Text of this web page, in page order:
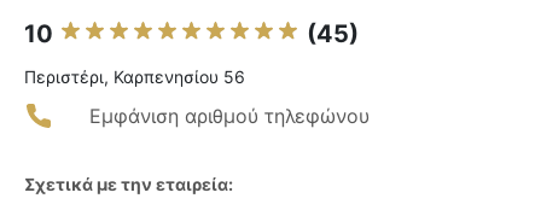
10 (45)
Περιστέρι, Καρπενησίου 56
Εμφάνιση αριθμού τηλεφώνου
Σχετικά με την εταιρεία: